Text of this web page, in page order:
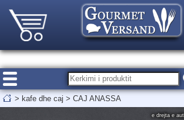
> kafe dhe caj > CAJ ANASSA
e drejta e